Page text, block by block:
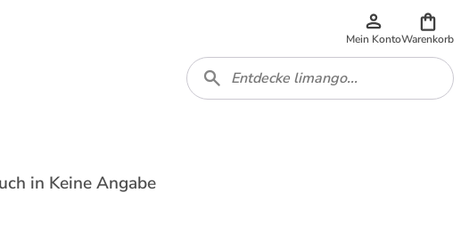
Mein KontoWarenkorb
in Keine Angabe